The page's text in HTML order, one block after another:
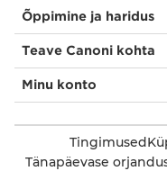
Õppimine ja haridus
Teave Canoni kohta
Minu konto
Tingimused
Tänapäevase